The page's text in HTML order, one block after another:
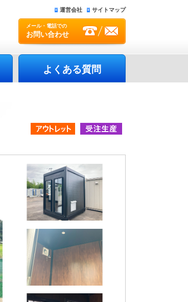
メール・電話での
お問い合わせ
運営会社 サイトマップ
よくある質問
アウトレット品